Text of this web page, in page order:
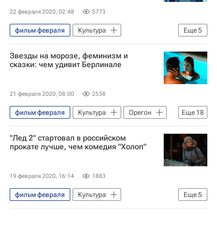
22 февраля 2020, 02:48 5773
Еще5
фильм февраля
Культура
Александр Петров
Новости культуры
Музыка
фильмы 2020
Звезды на морозе, феминизм и
сказки: чем удивит Берлинале
21 февраля 2020, 08:00 2538
Еще 18
фильм февраля Культура
Орегон
Джонни Депп
Хавьер Бардем
Хелен Миррен
Тильда Суинтон
Ларс Айдингер
Крис Прэтт
Том Холланд
Элизабет Мосс
Эль Фэннинг
"Лед 2" стартовал в российском
прокате лучше, чем комедия "Холоп"
19 февраля 2020, 16:14 1883
Еще5
фильм февраля
Культура
Александр Петров
Новости культуры